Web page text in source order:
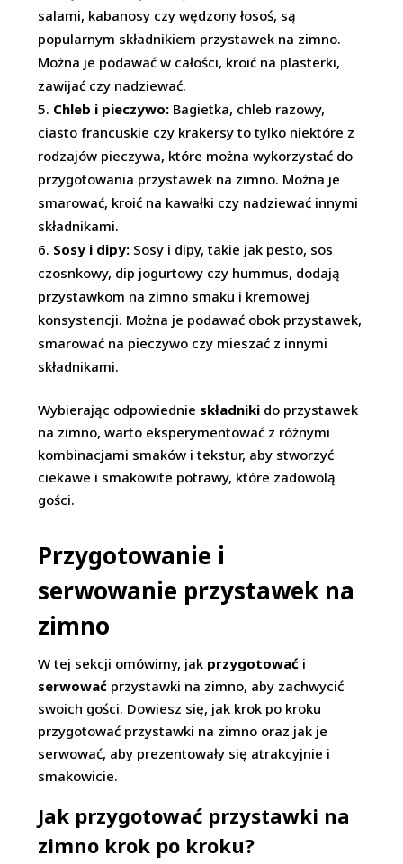
salami, kabanosy czy wędzony łosoś, są
popularnym składnikiem przystawek na zimno.
Można je podawać w całości, kroić na plasterki,
zawijać czy nadziewać.
Chleb i pieczywo: Bagietka, chleb razowy,
ciasto francuskie czy krakersy to tylko niektóre z
rodzajów pieczywa, które można wykorzystać do
przygotowania przystawek na zimno. Można je
smarować, kroić na kawałki czy nadziewać innymi
składnikami.
Sosy i dipy: Sosy i dipy, takie jak pesto, sos
czosnkowy, dip jogurtowy czy hummus, dodają
przystawkom na zimno smaku i kremowej
konsystencji. Można je podawać obok przystawek,
smarować na pieczywo czy mieszać z innymi
składnikami.
Wybierając odpowiednie składniki do przystawek
na zimno, warto eksperymentować z różnymi
kombinacjami smaków i tekstur, aby stworzyć
ciekawe i smakowite potrawy, które zadowolą
gości.
Przygotowanie i
serwowanie przystawek na
zimno
W tej sekcji omówimy, jak przygotować i
serwować przystawki na zimno, aby zachwycić
swoich gości. Dowiesz się, jak krok po kroku
przygotować przystawki na zimno oraz jak je
serwować, aby prezentowały się atrakcyjnie i
smakowicie.
Jak przygotować przystawki na
zimno krok po kroku?